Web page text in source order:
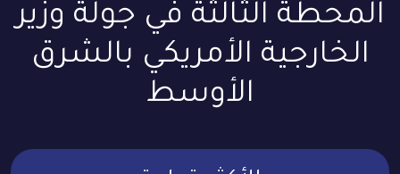
المحطة الثالثة في جولة وزير
الخارجية الأمريكي بالشرق
الأوسط